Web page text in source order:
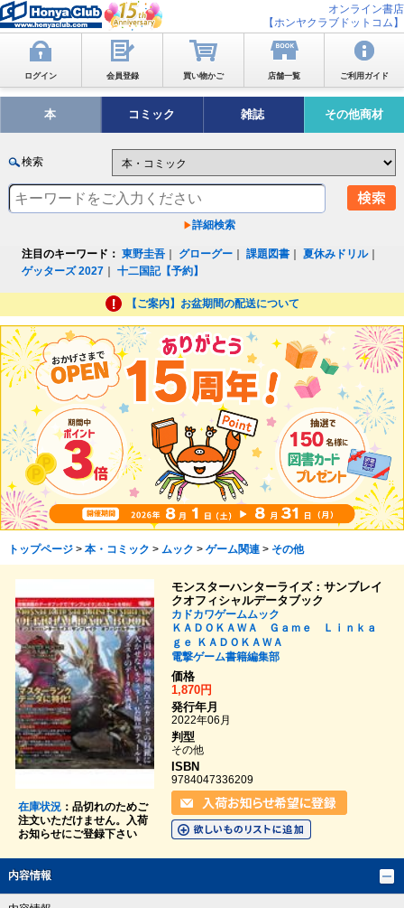
オンライン書店
【ホンヤクラブドットコム】
ログイン 会員登録 買い物かご 店舗一覧 ご利用ガイド
本 コミック 雑誌 その他商材
検索
詳細検索
注目のキーワード： 東野圭吾 グローグー ｜課題図書 ｜夏休みドリル｜
ゲッターズ 2027 ｜十二国記【予約】
【ご案内】お盆期間の配送について
トップページ> 本・コミック > ムック > ゲーム関連> その他
在庫状況：品切れのためご
注文いただけません。入荷
お知らせにご登録下さい
モンスターハンターライズ：サンブレイ
クオフィシャルデータブック
カドカワゲームムック
ＫＡＤＯＫＡＷＡ Ｇａｍｅ Ｌｉｎｋａ
ｇｅ
ＫＡＤＯＫＡＷＡ
電撃ゲーム書籍編集部
価格
1,870円
発行年月
2022年06月
判型
その他
ISBN
9784047336209
内容情報